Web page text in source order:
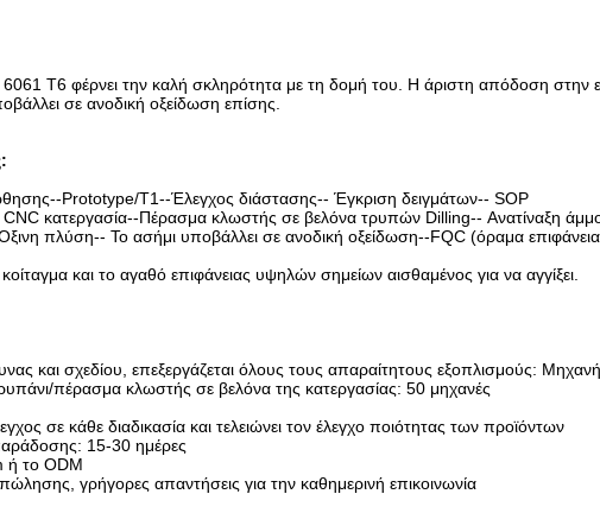
T6 φέρνει την καλή σκληρότητα με τη δομή του. Η άριστη απόδοση στην
σε ανοδική οξείδωση επίσης.
:
Prototype/T1--Έλεγχος διάστασης-- Έγκριση δειγμάτων-- SOP
κατεργασία--Πέρασμα κλωστής σε βελόνα τρυπών Dilling-- Ανατίναξη
πλύση-- Το ασήμι υποβάλλει σε ανοδική οξείδωση--FQC (όραμα
και το αγαθό επιφάνειας υψηλών σημείων αισθαμένος για να αγγίξει.
και σχεδίου, επεξεργάζεται όλους τους απαραίτητους εξοπλισμούς:
πέρασμα κλωστής σε βελόνα της κατεργασίας: 50 μηχανές
σε κάθε διαδικασία και τελειώνει τον έλεγχο ποιότητας των προϊόντων
15-30 ημέρες
ή το ODM
γρήγορες απαντήσεις για την καθημερινή επικοινωνία